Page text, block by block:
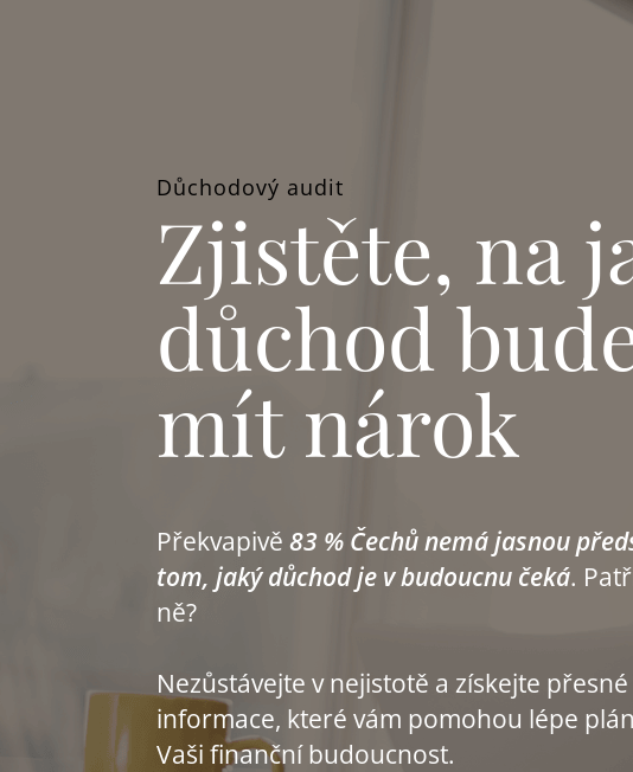
Důchodový audit
Zjistěte, na
důchod
mít nárok
Překvapivě 83 % Čechů nemá jasnou
tom, jaký důchod je v budoucnu čeká.
ně?
Nezůstávejte v nejistotě a získejte přesné
informace, které vám pomohou lépe
Vaši finanční budoucnost.